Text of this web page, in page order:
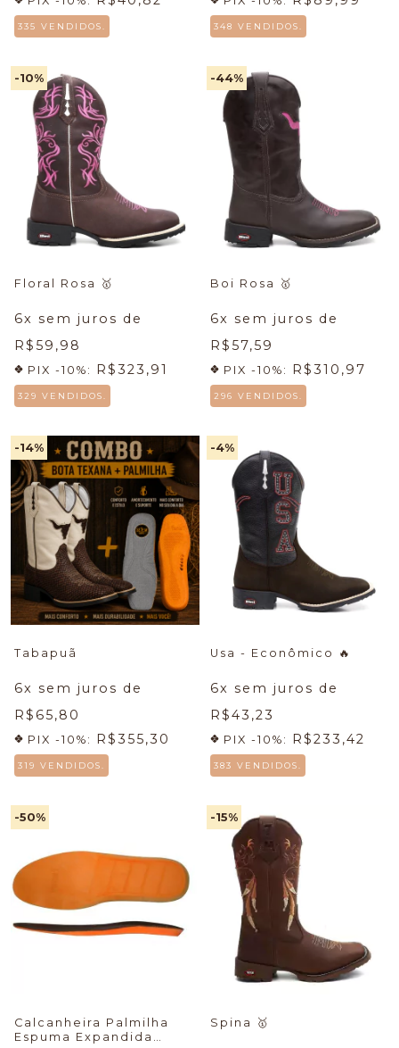
335 VENDIDOS. 348 VENDIDOS.
-10%
Floral Rosa 🥇
6x sem juros de
R$59,98
PIX -10%: R$323,91
329 VENDIDOS.
-44%
Boi Rosa 🥇
6x sem juros de
R$57,59
PIX -10%: R$310,97
296 VENDIDOS.
-14%
Tabapuã
6x sem juros de
R$65,80
PIX -10%: R$355,30
319 VENDIDOS.
-4%
Usa - Econômico 🔥
6x sem juros de
R$43,23
PIX -10%: R$233,42
383 VENDIDOS.
-50%
Calcanheira Palmilha
Espuma Expandida
-15%
Spina 🥇